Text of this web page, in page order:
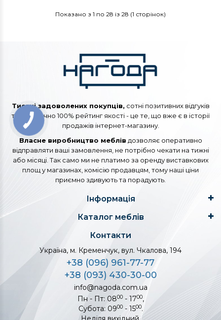
Показано з 1 по 28 із 28 (1 сторінок)
Тисячі задоволених покупців, сотні позитивних відгуків
та практично 100% рейтинг якості - це те, що вже є в історії
продажів інтернет-магазину.
Власне виробництво меблів дозволяє оперативно
відправляти ваші замовлення, не потрібно чекати на тижні
або місяці. Так само ми не платимо за оренду виставкових
площ у магазинах, комісію продавцям, тому наші ціни
приємно здивують та порадують.
Інформація
Каталог меблів
Контакти
Україна, м. Кременчук, вул. Чкалова, 194
+38 (096) 961-77-77
+38 (093) 430-30-00
info@nagoda.com.ua
Пн - Пт: 0800- 1700,
Субота: 0900- 1500.